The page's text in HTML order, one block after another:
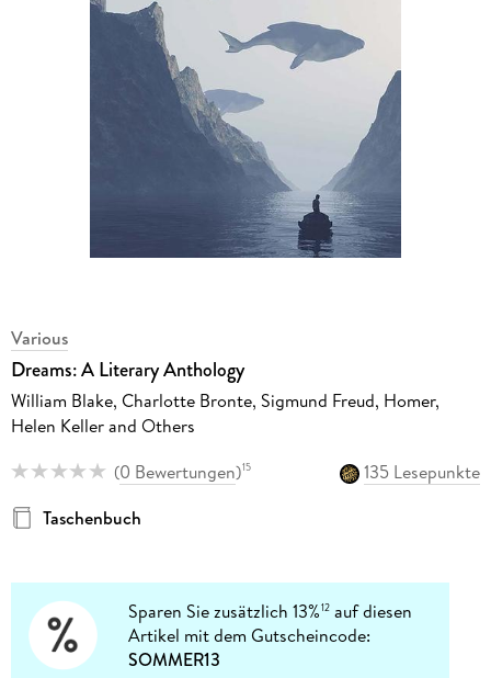
Various
Dreams: A Literary Anthology
William Blake, Charlotte Bronte, Sigmund Freud, Homer,
Helen Keller and Others
(0 Bewertungen)15
135 Lesepunkte
Taschenbuch
Sparen Sie zusätzlich 13%12 auf diesen
Artikel mit dem Gutscheincode:
SOMMER13